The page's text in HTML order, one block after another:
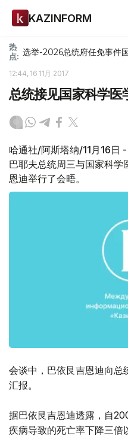
KAZINFORM
热
点: 选举-2026总统府任免事件
12:44, 16 11月 2017
总统接见国家科学医
哈通社/阿斯塔纳/11月16日
巴耶夫总统周三与国家科
恩迪举行了会晤。
会谈中，巴依艮吉恩迪向总
汇报。
据巴依艮吉恩迪透露，自
疾病导致的死亡率下降三倍